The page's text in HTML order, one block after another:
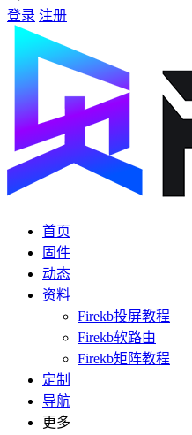
登录 注册
首页
固件
动态
资料
Firekb投屏教程
Firekb软路由
Firekb矩阵教程
定制
导航
更多